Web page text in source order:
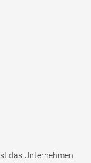
das Unternehmen